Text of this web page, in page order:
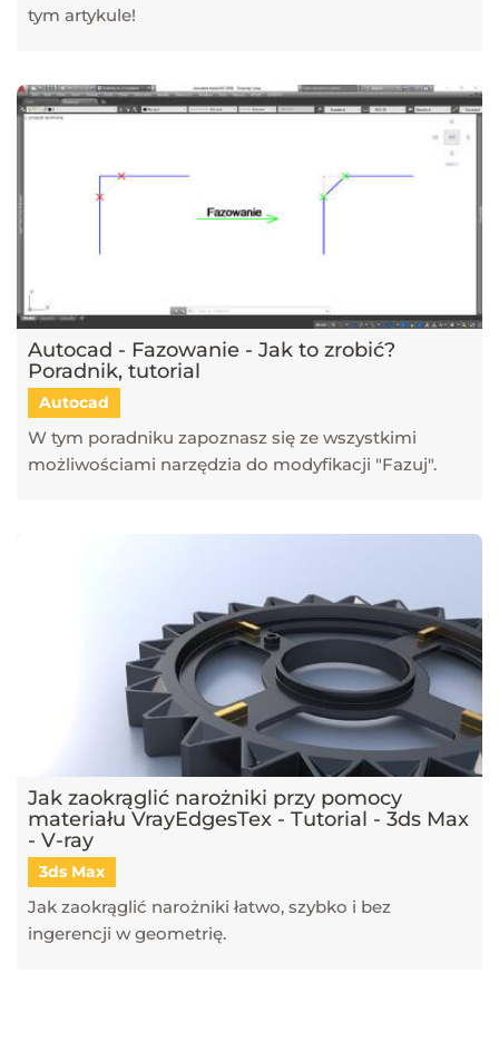
tym artykule!
Autocad - Fazowanie - Jak to zrobić?
Poradnik, tutorial
Autocad
W tym poradniku zapoznasz się ze wszystkimi
możliwościami narzędzia do modyfikacji "Fazuj".
Jak zaokrąglić narożniki przy pomocy
materiału VrayEdgesTex - Tutorial - 3ds Max
- V-ray
3ds Max
Jak zaokrąglić narożniki łatwo, szybko i bez
ingerencji w geometrię.